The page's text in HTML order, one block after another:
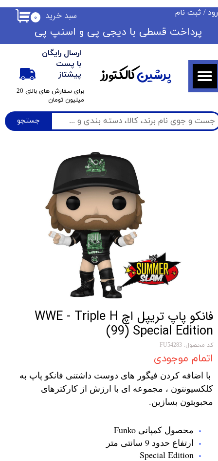
جستجو
ارسال رایگان
با پست
پیشتاز
​برای سفارش های بالای 20
میلیون تومان
۰ سبد خرید / ثبت نام
حساب کاربری من
تغییر گذر واژه
سفارشات
خروج از حساب کاربری
​​پرداخت قسطی با دیجی پی ​​​​​​​و اسنپ پی
پرشینکالکتورز
فانکو پاپ تریپل اچ WWE - Triple H
(99) Special Edition
کد محصول: FU54283
اتمام موجودی
با اضافه کردن فیگور های دوست داشتنی فانکو پاپ به
کلکسیونتون ، مجموعه ای با ارزش از کارکترهای
محبوبتون بسازین.
محصول کمپانی Funko
ارتفاع حدود 9 سانتی متر
Special Edition